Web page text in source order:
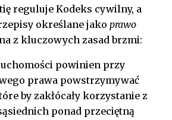
reguluje Kodeks cywilny, a
określane jakoprawo
z kluczowych zasad brzmi:
powinien przy
prawa powstrzymywać
by zakłócały korzystanie z
ponad przeciętną